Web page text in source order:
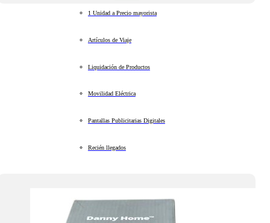
1 Unidad a Precio mayorista
Artículos de Viaje
Liquidación de Productos
Movilidad Eléctrica
Pantallas Publicitarias Digitales
Recién llegados